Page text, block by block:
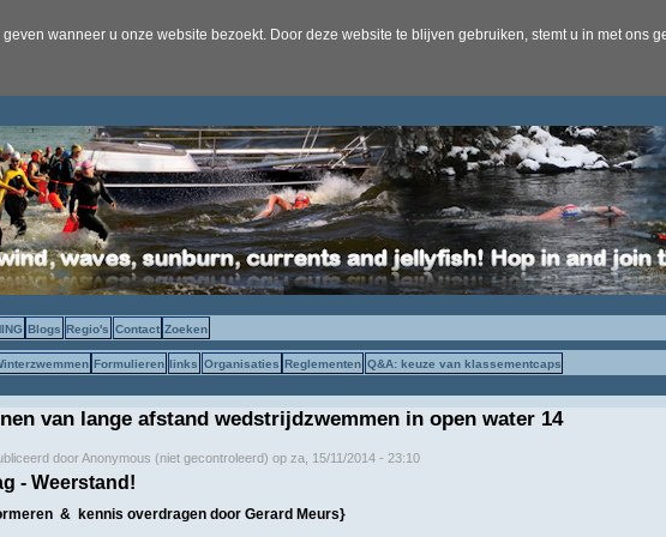
wanneer u onze website bezoekt. Door deze website te blijven gebruiken, stemt u in met ons
Blogs Regio's Contact Zoeken
Formulieren links Organisaties Reglementen Q&A: keuze van klassementcaps
van lange afstand wedstrijdzwemmen in open water 14
doorAnonymous (niet gecontroleerd) op za, 15/11/2014 - 23:10
- Weerstand!
& kennis overdragen door Gerard Meurs}